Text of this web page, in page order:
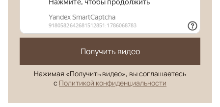
Получить видео
Нажимая «Получить видео», вы соглашаетесь
с Политикой конфиденциальности